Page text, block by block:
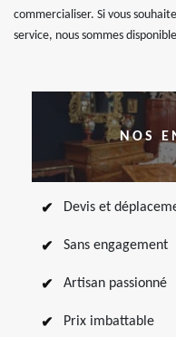
commercialiser. Si vous
service, nous sommes
NOS
Devis et
Sans engagement
Artisan passionné
Prix imbattable